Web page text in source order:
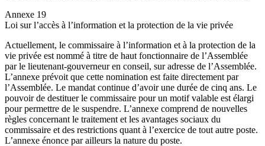
Annexe 19
Loi sur l’accès à l’information et la protection de la vie privée
Actuellement, le commissaire à l’information et à la protection de la
vie privée est nommé à titre de haut fonctionnaire de l’Assemblée
par le lieutenant-gouverneur en conseil, sur adresse de l’Assemblée.
L’annexe prévoit que cette nomination est faite directement par
l’Assemblée. Le mandat continue d’avoir une durée de cinq ans. Le
pouvoir de destituer le commissaire pour un motif valable est élargi
pour permettre de le suspendre. L’annexe comprend de nouvelles
règles concernant le traitement et les avantages sociaux du
commissaire et des restrictions quant à l’exercice de tout autre poste.
L’annexe énonce par ailleurs la nature du poste.